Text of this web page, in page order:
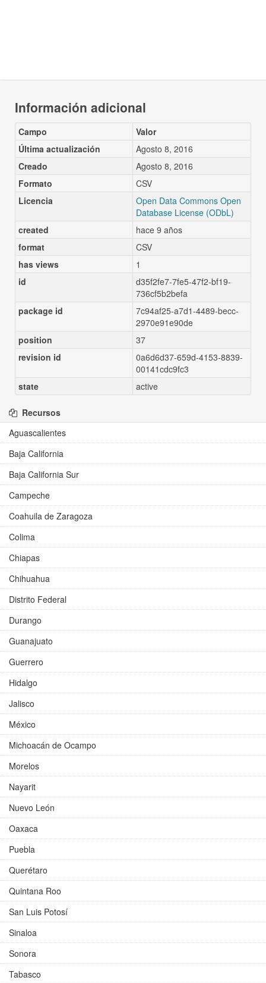
Información adicional
Campo
Valor
Última actualización
Agosto 8, 2016
Creado
Agosto 8, 2016
Formato
CSV
Licencia
Open Data Commons Open
Database License (ODbL)
created
hace 9 años
format
CSV
has views
1
id
d35f2fe7-7fe5-47f2-bf19-
736cf5b2befa
package id
7c94af25-a7d1-4489-becc-
2970e91e90de
position
37
revision id
0a6d6d37-659d-4153-8839-
00141cdc9fc3
state
active
Recursos
Aguascalientes
Baja California
Baja California Sur
Campeche
Coahuila de Zaragoza
Colima
Chiapas
Chihuahua
Distrito Federal
Durango
Guanajuato
Guerrero
Hidalgo
Jalisco
México
Michoacán de Ocampo
Morelos
Nayarit
Nuevo León
Oaxaca
Puebla
Querétaro
Quintana Roo
San Luis Potosí
Sinaloa
Sonora
Tabasco